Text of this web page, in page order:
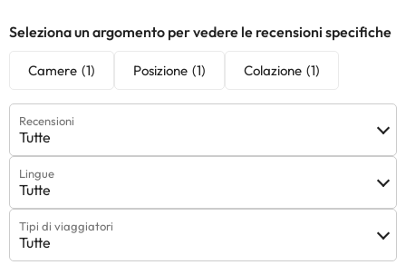
Seleziona un argomento per vedere le recensioni specifiche
Camere (1) Posizione (1) Colazione (1)
Recensioni
Tutte
Lingue
Tutte
Tipi di viaggiatori
Tutte